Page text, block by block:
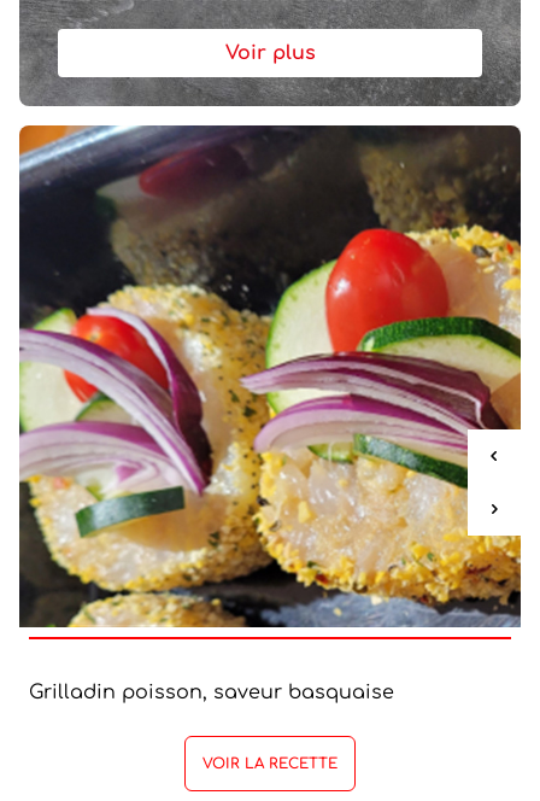
Voir plus
Grilladin poisson, saveur basquaise
VOIR LA RECETTE